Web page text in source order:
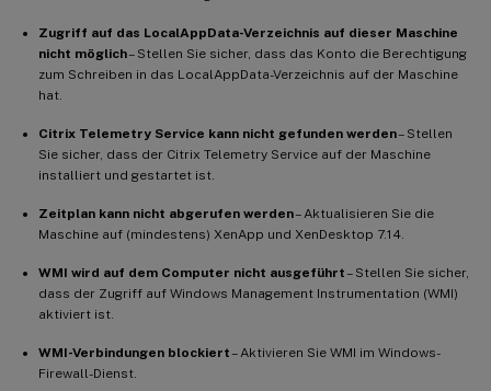
Zugriff auf das LocalAppData-Verzeichnis auf dieser Maschine
nicht möglich– Stellen Sie sicher, dass das Konto die Berechtigung
zum Schreiben in das LocalAppData-Verzeichnis auf der Maschine
hat.
Citrix Telemetry Service kann nicht gefunden werden– Stellen
Sie sicher, dass der Citrix Telemetry Service auf der Maschine
installiert und gestartet ist.
Zeitplan kann nicht abgerufen werden– Aktualisieren Sie die
Maschine auf (mindestens) XenApp und XenDesktop 7.14.
WMI wird auf dem Computer nicht ausgeführt– Stellen Sie sicher,
dass der Zugriff auf Windows Management Instrumentation (WMI)
aktiviert ist.
WMI-Verbindungen blockiert– Aktivieren Sie WMI im Windows-
Firewall-Dienst.